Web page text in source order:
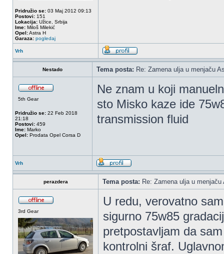
Pridružio se: 03 Maj 2012 09:13
Postovi: 151
Lokacija: Užice, Srbija
Ime: Miloš Milekić
Opel:Astra H
Garaza: pogledaj
Vrh
Nestado Tema posta: Re: Zamena ulja u menjaču
5th Gear
Pridružio se: 22 Feb 2018
21:18
Postovi: 459
Ime: Marko
Opel: Prodata Opel Corsa D
Ne znam u koji
sto Misko kaze ide
transmission fluid
Vrh
perazdera Tema posta: Re: Zamena ulja u menjaču
3rd Gear
U redu, verovatno
sigurno 75w85
pretpostavljam da
kontrolni šraf.